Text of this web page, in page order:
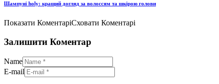
Шампуні holy: кращий догляд за волоссям та шкірою голови
Показати КоментаріСховати Коментарі
Залишити Коментар
Name
E-mail